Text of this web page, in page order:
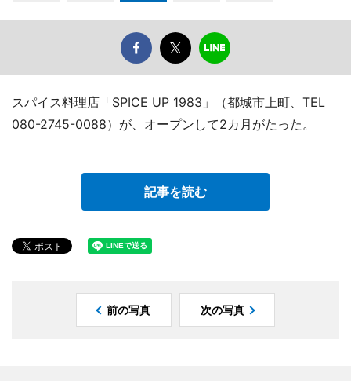
スパイス料理店「SPICE UP 1983」（都城市上町、TEL
080-2745-0088）が、オープンして2カ月がたった。
記事を読む
前の写真 次の写真